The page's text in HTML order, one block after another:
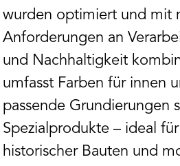
wurden optimiert und mit
Anforderungen an
und Nachhaltigkeit
umfasst Farben für innen
passende Grundierungen
Spezialprodukte – ideal
historischer Bauten und